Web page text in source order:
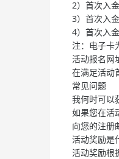
2）首次入
3）首次入
4）首次入
注：电子卡
活动报名
在满足活动
常见问题
我何时可以
如果您在活
向您的注册
活动奖励是
活动奖励根